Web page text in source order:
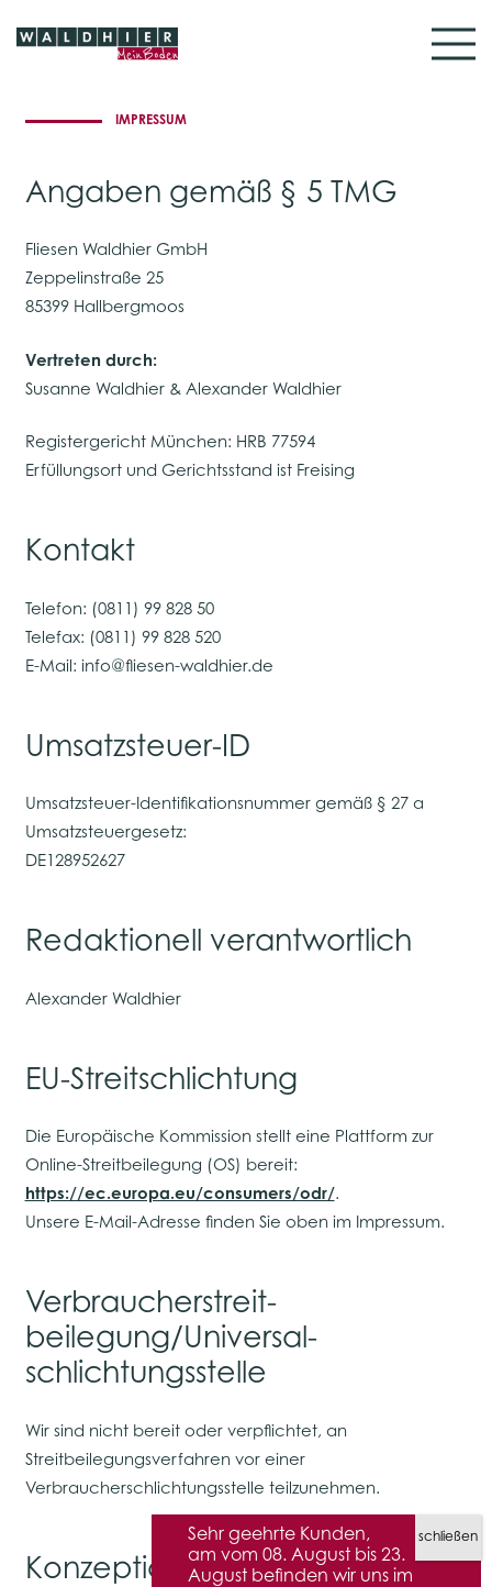
IMPRESSUM
Angaben gemäß § 5 TMG
Fliesen Waldhier GmbH
Zeppelinstraße 25
85399 Hallbergmoos
Vertreten durch:
Susanne Waldhier & Alexander Waldhier
Registergericht München: HRB 77594
Erfüllungsort und Gerichtsstand ist Freising
Kontakt
Telefon: (0811) 99 828 50
Telefax: (0811) 99 828 520
E-Mail: info@fliesen-waldhier.de
Umsatzsteuer-ID
Umsatzsteuer-Identifikationsnummer gemäß § 27 a
Umsatzsteuergesetz:
DE128952627
Redaktionell verantwortlich
Alexander Waldhier
EU-Streitschlichtung
Die Europäische Kommission stellt eine Plattform zur
Online-Streitbeilegung (OS) bereit:
https://ec.europa.eu/consumers/odr/.
Unsere E-Mail-Adresse finden Sie oben im Impressum.
Verbraucher­streit­
beilegung/Universal­
schlichtungs­stelle
Wir sind nicht bereit oder verpflichtet, an
Streitbeilegungsverfahren vor einer
Verbraucherschlichtungsstelle teilzunehmen.
Konzeption, Design &
Sehr geehrte Kunden,
am vom 08. August bis 23.
August befinden wir uns im